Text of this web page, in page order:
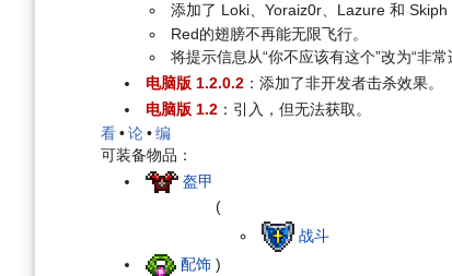
添加了 Loki、Yoraiz0r、Lazure 和 Skiph
Red的翅膀不再能无限飞行。
将提示信息从“你不应该有这个”改为“非
电脑版 1.2.0.2 ：添加了非开发者击杀效果。
电脑版 1.2 ：引入，但无法获取。
看•论•编
可装备物品：
盔甲
配饰
(
战斗
)